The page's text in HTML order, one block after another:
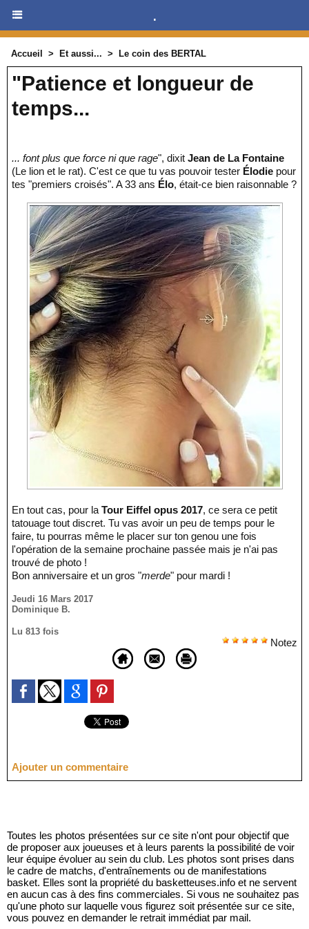
.
Accueil > Et aussi... > Le coin des BERTAL
"Patience et longueur de
temps...
... font plus que force ni que rage", dixit Jean de La Fontaine
(Le lion et le rat). C'est ce que tu vas pouvoir tester Élodie pour
tes "premiers croisés". A 33 ans Élo, était-ce bien raisonnable ?
En tout cas, pour la Tour Eiffel opus 2017, ce sera ce petit
tatouage tout discret. Tu vas avoir un peu de temps pour le
faire, tu pourras même le placer sur ton genou une fois
l'opération de la semaine prochaine passée mais je n'ai pas
trouvé de photo !
Bon anniversaire et un gros "merde" pour mardi !
Jeudi 16 Mars 2017
Dominique B.
Lu 813 fois
Notez
Ajouter un commentaire
Toutes les photos présentées sur ce site n'ont pour objectif que
de proposer aux joueuses et à leurs parents la possibilité de voir
leur équipe évoluer au sein du club. Les photos sont prises dans
le cadre de matchs, d'entraînements ou de manifestations
basket. Elles sont la propriété du basketteuses.info et ne servent
en aucun cas à des fins commerciales. Si vous ne souhaitez pas
qu'une photo sur laquelle vous figurez soit présentée sur ce site,
vous pouvez en demander le retrait immédiat par mail.